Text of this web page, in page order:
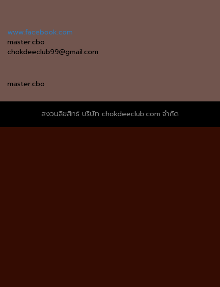
www.facebook.com
master.cbo
chokdeeclub99@gmail.com
master.cbo
สงวนลิขสิทธ์ บริษัท chokdeeclub.com จำกัด